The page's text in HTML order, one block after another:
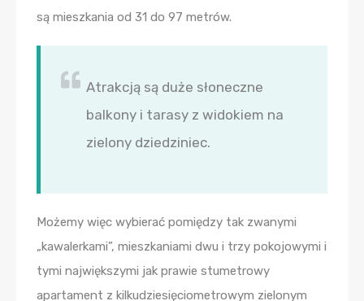
są mieszkania od 31 do 97 metrów.
Atrakcją są duże słoneczne
balkony i tarasy z widokiem na
zielony dziedziniec.
Możemy więc wybierać pomiędzy tak zwanymi
„kawalerkami”, mieszkaniami dwu i trzy pokojowymi i
tymi największymi jak prawie stumetrowy
apartament z kilkudziesięciometrowym zielonym